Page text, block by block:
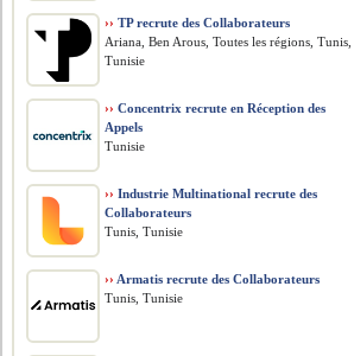
›› TP recrute des Collaborateurs
Ariana, Ben Arous, Toutes les régions, Tunis,
Tunisie
›› Concentrix recrute en Réception des
Appels
Tunisie
›› Industrie Multinational recrute des
Collaborateurs
Tunis, Tunisie
›› Armatis recrute des Collaborateurs
Tunis, Tunisie